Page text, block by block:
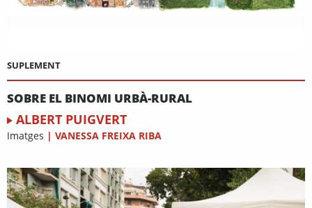
SUPLEMENT
SOBRE EL BINOMI URBÀ-RURAL
ALBERT PUIGVERT
Imatges | VANESSA FREIXA RIBA